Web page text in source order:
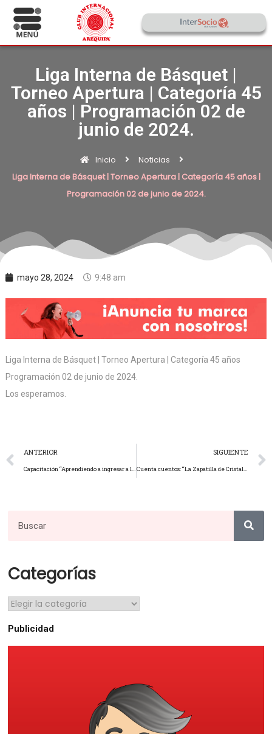
Liga Interna de Básquet |
Torneo Apertura | Categoría 45
años | Programación 02 de
junio de 2024.
Inicio
Noticias
Liga Interna de Básquet | Torneo Apertura | Categoría 45 años |
Programación 02 de junio de 2024.
mayo 28, 2024 9:48 am
Liga Interna de Básquet | Torneo Apertura | Categoría 45 años
Programación 02 de junio de 2024.
Los esperamos.
ANTERIOR
Capacitación “Aprendiendo a ingresar a la Asamblea Extraordinaria” | 28 y 29 de mayo salón VIP.
SIGUIENTE
Cuenta cuentos: “La Zapatilla de Cristal”, dirigido a niños de 03 a 07 años.
Categorías
Publicidad